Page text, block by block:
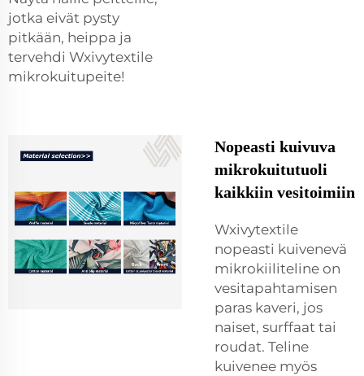
jotka eivät pysty
pitkään, heippa ja
tervehdi Wxivytextile
mikrokuitupeite!
Nopeasti kuivuva
mikrokuitutuoli
kaikkiin vesitoimiin
Wxivytextile
nopeasti kuivenevä
mikrokiiliteline on
vesitapahtamisen
paras kaveri, jos
naiset, surffaat tai
roudat. Teline
kuivenee myös